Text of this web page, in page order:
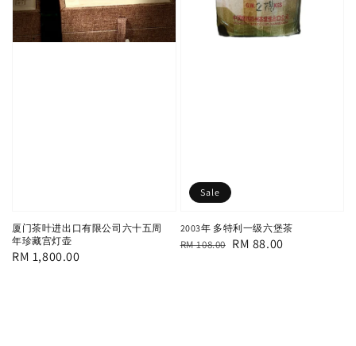
厦门茶叶进出口有限公司六十五周
年珍藏宫灯壶
Regular
RM 1,800.00
Sale
2003年 多特利一级六堡茶
Regular
RM 108.00 Sale
RM 88.00